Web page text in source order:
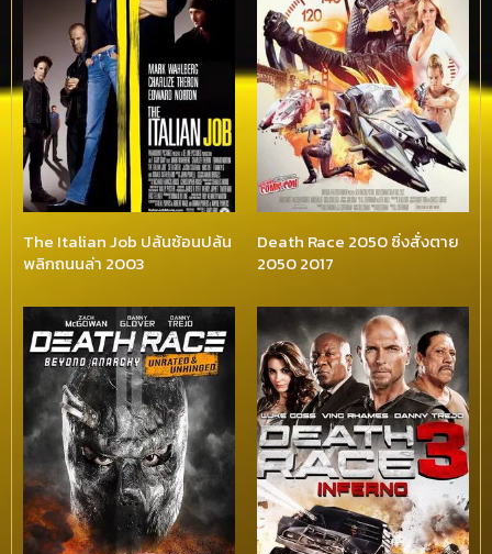
The Italian Job ปล้นซ้อนปล้น
พลิกถนนล่า 2003
Death Race 2050 ซิ่งสั่งตาย
2050 2017